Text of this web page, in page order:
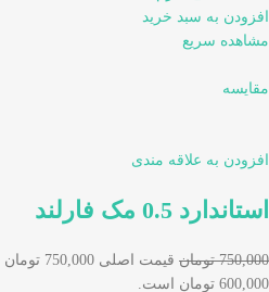
افزودن به سبد خرید
مشاهده سریع
مقایسه
افزودن به علاقه مندی
استاندارد 0.5 مک فارلند
750,000 تومان قیمت اصلی 750,000 تومان بود.
600,000 تومان است.